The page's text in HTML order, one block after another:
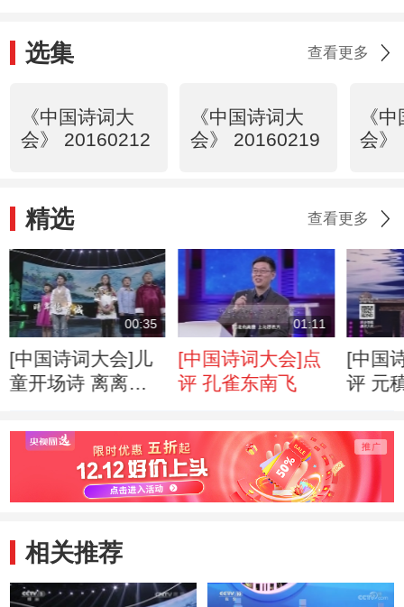
选集 查看更多
《中国诗词大
会》 20160212
《中国诗词大
会》 20160219
《
会》
精选 查看更多
00:35
[中国诗词大会]儿
童开场诗 离离原
01:11
[中国诗词大会]点
评 孔雀东南飞
[中国
评 元
相关推荐